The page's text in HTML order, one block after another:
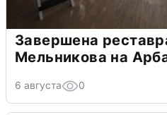
Завершена
Мельникова на
6 августа 0